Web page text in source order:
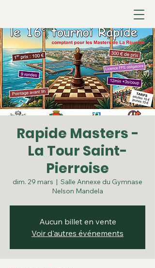
Rapide Masters -
La Tour Saint-
Pierroise
dim. 29 mars
  |
Salle Annexe du Gymnase
Nelson Mandela
Aucun billet en vente
Voir d'autres événements